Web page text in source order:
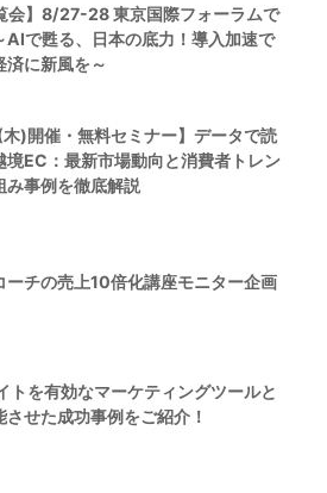
会】8/27-28 東京国際フォーラムで
AIで甦る、日本の底力！導入加速で
済に新風を～
木)開催・無料セミナー】データで読
境EC：最新市場動向と消費者トレン
み事例を徹底解説
ーチの売上10倍化講座モニター企画
トを有効なマーケティングツールと
させた成功事例をご紹介！